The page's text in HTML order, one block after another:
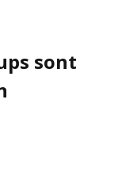
sont